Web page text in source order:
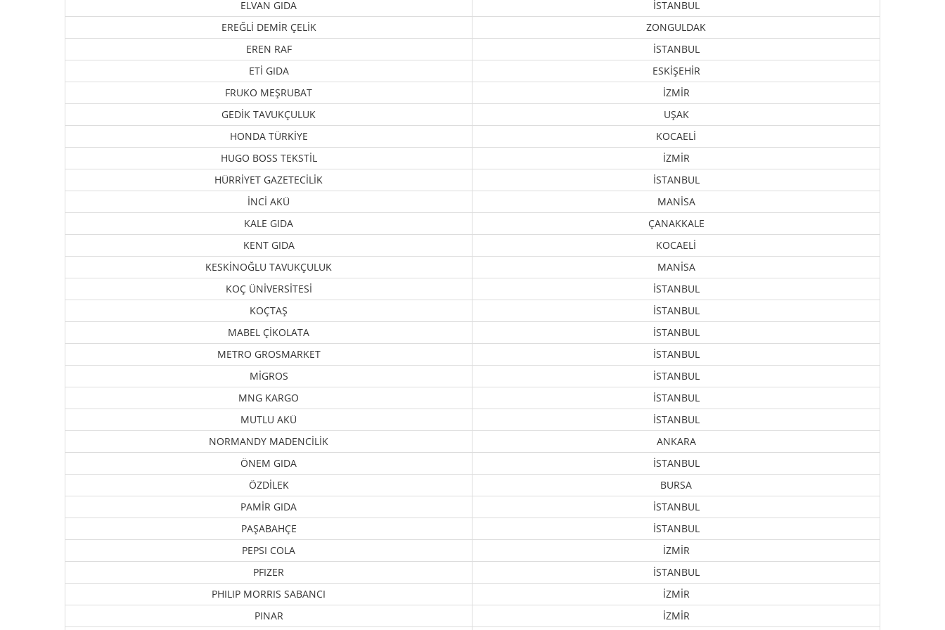
ELVAN GIDA
İSTANBUL
EREĞLİ DEMİR ÇELİK
ZONGULDAK
EREN RAF
İSTANBUL
ETİ GIDA
ESKİŞEHİR
FRUKO MEŞRUBAT
İZMİR
GEDİK TAVUKÇULUK
UŞAK
HONDA TÜRKİYE
KOCAELİ
HUGO BOSS TEKSTİL
İZMİR
HÜRRİYET GAZETECİLİK
İSTANBUL
İNCİ AKÜ
MANİSA
KALE GIDA
ÇANAKKALE
KENT GIDA
KOCAELİ
KESKİNOĞLU TAVUKÇULUK
MANİSA
KOÇ ÜNİVERSİTESİ
İSTANBUL
KOÇTAŞ
İSTANBUL
MABEL ÇİKOLATA
İSTANBUL
METRO GROSMARKET
İSTANBUL
MİGROS
İSTANBUL
MNG KARGO
İSTANBUL
MUTLU AKÜ
İSTANBUL
NORMANDY MADENCİLİK
ANKARA
ÖNEM GIDA
İSTANBUL
ÖZDİLEK
BURSA
PAMİR GIDA
İSTANBUL
PAŞABAHÇE
İSTANBUL
PEPSI COLA
İZMİR
PFIZER
İSTANBUL
PHILIP MORRIS SABANCI
İZMİR
PINAR
İZMİR